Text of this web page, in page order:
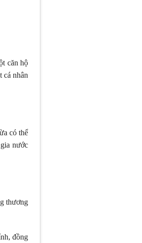
căn hộ
cá nhân
có thể
nước
thương
đồng